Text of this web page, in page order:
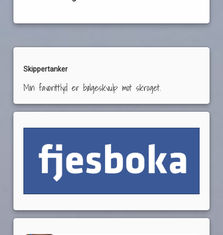
Skippertanker
Min favorittlyd er bølgeskvulp mot skroget.